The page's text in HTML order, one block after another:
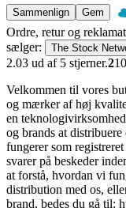
Sammenlign
Gem
Ordre, retur og
sælger:
The Stock
2.03 ud af 5 stjerner.2
Velkommen til vores
og mærker af høj
en
og brands at
fungerer som
svarer på beskeder
at forstå, hvordan vi
distribution med os,
brand, bedes du gå til: